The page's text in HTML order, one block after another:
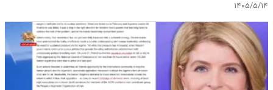
۱۴۰۵/۵/۱۴